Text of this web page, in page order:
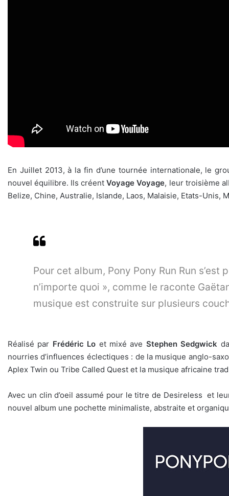
En Juillet 2013, à la fin d’une tournée internationale, le
nouvel équilibre. Ils créentVoyage Voyage, leur troisième
Belize, Chine, Australie, Islande, Laos, Malaisie, Etats-Unis,
Pour cet album, Pony Pony Run Run
n’importe quoi », comme le raconte
musique est construite sur plusieurs
Réalisé par Frédéric Lo et mixé ave Stephen Sedgwick
nourries d’influences éclectiques : de la musique anglo-
Aplex Twin ou Tribe Called Quest et la musique africaine
Avec un clin d’oeil assumé pour le titre de Desireless et
nouvel album une pochette minimaliste, abstraite et